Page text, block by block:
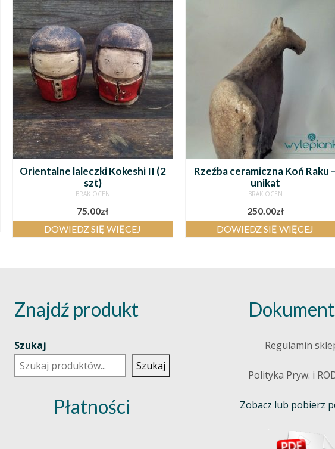
Orientalne laleczki Kokeshi II (2
szt)
BRAK OCEN
75.00zł
DOWIEDZ SIĘ WIĘCEJ
Rzeźba ceramiczna Koń Raku –
unikat
BRAK OCEN
250.00zł
DOWIEDZ SIĘ WIĘCEJ
Znajdź produkt
Szukaj
Szukaj
Płatności
Regulamin
Polityka Pryw. i
Zobacz lub pobierz